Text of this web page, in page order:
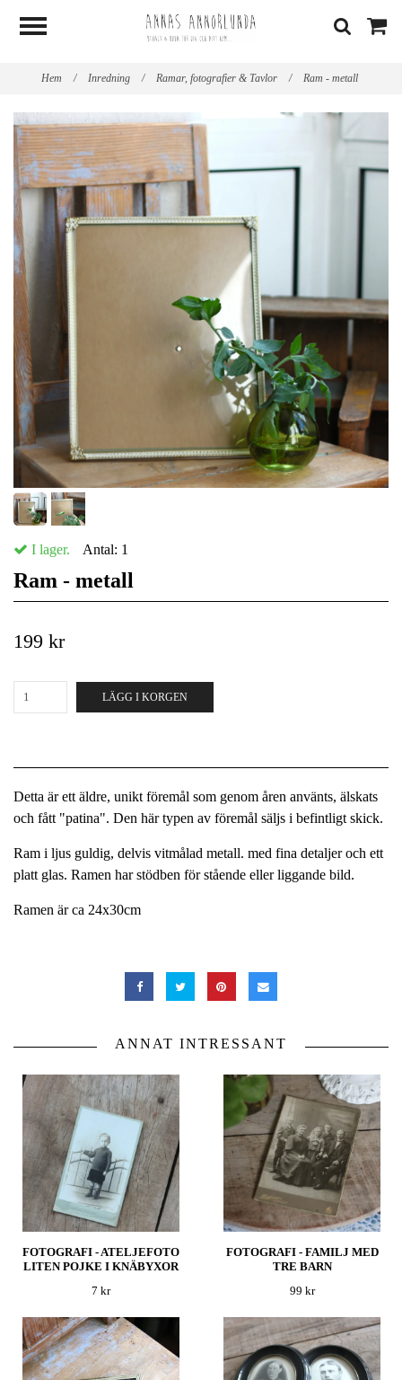
Hem / Inredning / Ramar, fotografier & Tavlor / Ram - metall
I lager. Antal: 1
Ram - metall
199 kr
LÄGG I KORGEN
Detta är ett äldre, unikt föremål som genom åren använts, älskats
och fått "patina". Den här typen av föremål säljs i befintligt skick.
Ram i ljus guldig, delvis vitmålad metall. med fina detaljer och ett
platt glas. Ramen har stödben för stående eller liggande bild.
Ramen är ca 24x30cm
ANNAT INTRESSANT
FOTOGRAFI - ATELJEFOTO
LITEN POJKE I KNÄBYXOR
7 kr
FOTOGRAFI - FAMILJ MED
TRE BARN
99 kr